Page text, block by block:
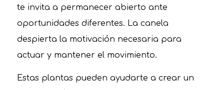
te invita a permanecer abierto ante
oportunidades diferentes. La canela
despierta la motivación necesaria para
actuar y mantener el movimiento.
Estas plantas pueden ayudarte a crear un